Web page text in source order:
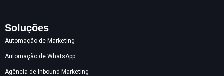
Soluções
Automação de Marketing
Automação de WhatsApp
Agência de Inbound Marketing